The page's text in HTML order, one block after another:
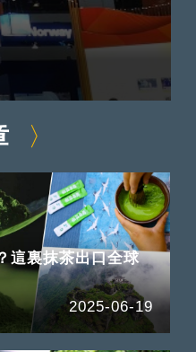
這裏抹茶出口全球
2025-06-19